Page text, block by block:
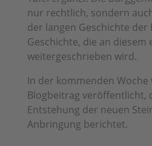
nur rechtlich, sondern
der langen Geschichte der
Geschichte, die an diesem
weitergeschrieben wird.
In der kommenden
Blogbeitrag veröffentlicht,
Entstehung der neuen
Anbringung berichtet.